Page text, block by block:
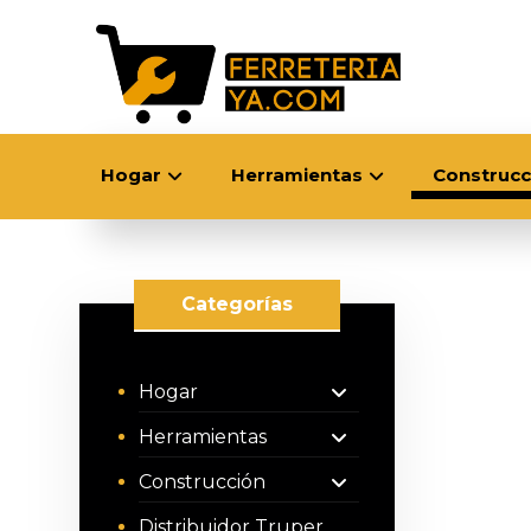
Hogar Herramientas
Categorías
Hogar
Herramientas
Construcción